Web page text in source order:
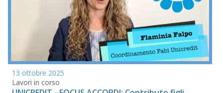
13 ottobre 2025
Lavori in corso